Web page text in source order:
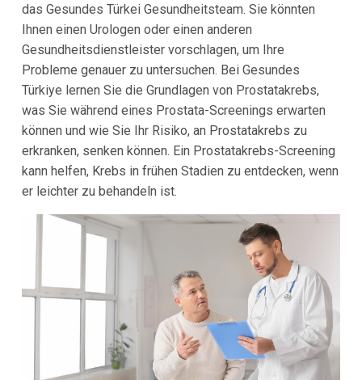
das Gesundes Türkei Gesundheitsteam. Sie könnten
Ihnen einen Urologen oder einen anderen
Gesundheitsdienstleister vorschlagen, um Ihre
Probleme genauer zu untersuchen. Bei Gesundes
Türkiye lernen Sie die Grundlagen von Prostatakrebs,
was Sie während eines Prostata-Screenings erwarten
können und wie Sie Ihr Risiko, an Prostatakrebs zu
erkranken, senken können. Ein Prostatakrebs-Screening
kann helfen, Krebs in frühen Stadien zu entdecken, wenn
er leichter zu behandeln ist.